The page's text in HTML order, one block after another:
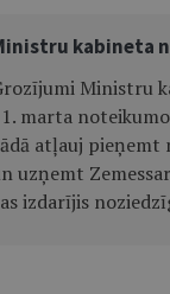
kabineta
Ministru
marta
atļauj pieņemt
uzņemt
izdarījis